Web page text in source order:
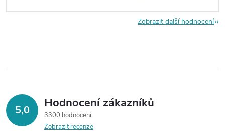
Zobrazit další hodnocení
5,0 Hodnocení zákazníků
3300 hodnocení
Zobrazit recenze